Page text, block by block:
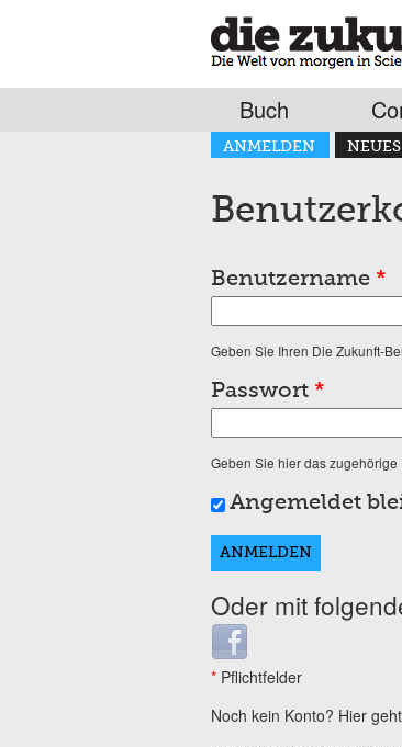
Buch
Haupt-Reiter
ANMELDEN
(AKTIVER REITER)
Benutzername *
Geben Sie Ihren Die Zukunft-
Passwort *
Geben Sie hier das zugehörige
Angemeldet
Oder mit
Login with Facebook
* Pflichtfelder
Noch kein Konto? Hier